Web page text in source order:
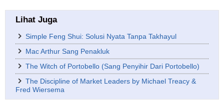
Lihat Juga
Simple Feng Shui: Solusi Nyata Tanpa Takhayul
Mac Arthur Sang Penakluk
The Witch of Portobello (Sang Penyihir Dari Portobello)
The Discipline of Market Leaders by Michael Treacy &
Fred Wiersema